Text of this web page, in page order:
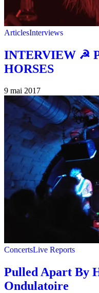
ArticlesInterviews
INTERVIEW ☭
HORSES
9 mai 2017
ConcertsLive Reports
Pulled Apart By
Ondulatoire